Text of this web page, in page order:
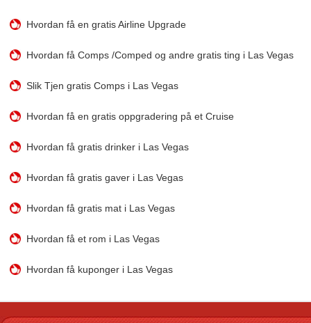
Hvordan få en gratis Airline Upgrade
Hvordan få Comps /Comped og andre gratis ting i Las Vegas
Slik Tjen gratis Comps i Las Vegas
Hvordan få en gratis oppgradering på et Cruise
Hvordan få gratis drinker i Las Vegas
Hvordan få gratis gaver i Las Vegas
Hvordan få gratis mat i Las Vegas
Hvordan få et rom i Las Vegas
Hvordan få kuponger i Las Vegas